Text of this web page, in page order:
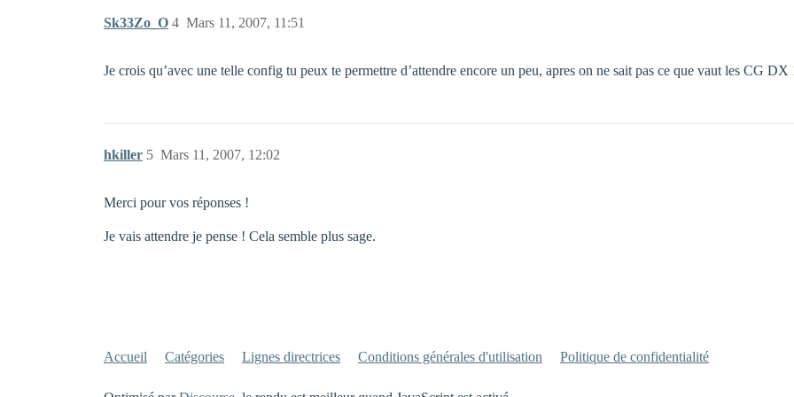
Sk33Zo_O Mars 11, 2007, 11:51
4
Je crois qu’avec une telle config tu peux te permettre d’attendre encore un peu, apres on ne sait pas ce que vaut les CG
hkiller Mars 11, 2007, 12:02
5
Merci pour vos réponses !
Je vais attendre je pense ! Cela semble plus sage.
Accueil Catégories Lignes directrices Conditions générales d'utilisation Politique de confidentialité